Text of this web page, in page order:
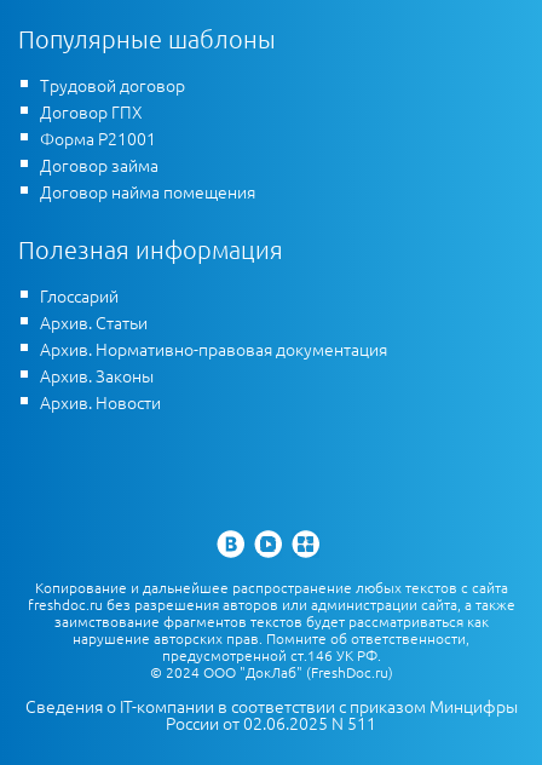
Популярные шаблоны
Трудовой договор
Договор ГПХ
Форма Р21001
Договор займа
Договор найма помещения
Полезная информация
Глоссарий
Архив. Статьи
Архив. Нормативно-правовая документация
Архив. Законы
Архив. Новости
Копирование и дальнейшее распространение любых текстов с сайта
freshdoc.ru без разрешения авторов или администрации сайта, а также
заимствование фрагментов текстов будет рассматриваться как
нарушение авторских прав. Помните об ответственности,
предусмотренной ст.146 УК РФ.
© 2024 ООО "ДокЛаб" (FreshDoc.ru)
Сведения о IT-компании в соответствии с приказом Минцифры
России от 02.06.2025 N 511